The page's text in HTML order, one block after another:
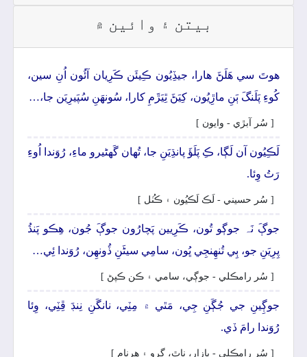
بيتن ۽ وائين ۾
ھوتَ سي ھَلَڻَ ھارا، جيڏِيُون ڪِيئَن ڪَرِيان آئُون اُنِ سين،
کُوءِ پَلَنگَ ٻَنِ ماڙِيُون، کِيَڻَ ٿِيَڙَمِ کارا، سُونھَنِ سُپَيرِيَن جا،…
[ سُر آبڙي - وايون ]
لَڪِيُون آن لَڳا، ڪِ پَلَؤَ پانڌِيَنِ جا، تُھان گَهڻيرو ماءِ، رُوَندا اُوءِ
رَتُ وِئا.
[ سُر حسيني - لَڪ لَڪيُون ۽ ڪُٺل ]
جوڳَ نَہ جوڳو تُون، ڪَرِيين پَچارُون جوڳَ جُون، ھِڪو پَنڌُ
پِرِيَنِ جو، ٻِي تُنھِنجِي ڀُون، سامِي سيڻَنِ ڏُونھِن، رُوَندا ئِي…
[ سُر رامڪلي - جوڳي، سامي ۽ ڪن ڪپڻ ]
جوڳِينِ جي جُڳَنِ جِي، مَٿي ۾ مِٽِي، نانگَنِ نِنڊَ ڦِٽِي، وِئا
رُوَندا رامَ ڏي.
[ سُر رامڪلي - بازار، ناٿ، گرو ۽ ھرنام ]